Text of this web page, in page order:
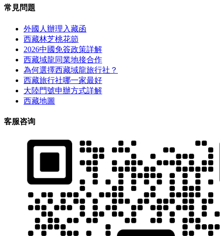
常見問題
外國人辦理入藏函
西藏林芝桃花節
2026中國免簽政策詳解
西藏域龍同業地接合作
為何選擇西藏域龍旅行社？
西藏旅行社哪一家最好
大陸門號申辦方式詳解
西藏地圖
客服咨询